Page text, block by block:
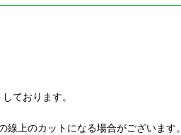
ております。
上のカットになる場合がございます。